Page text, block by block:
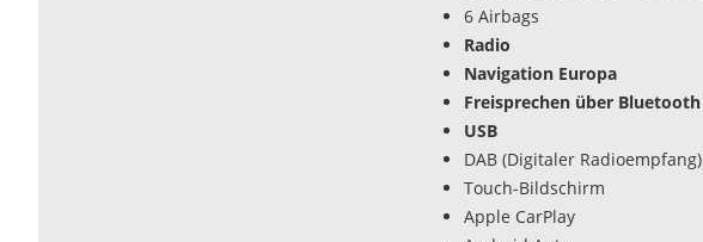
6 Airbags
Radio
Navigation Europa
Freisprechen über Bluetooth
USB
DAB (Digitaler Radioempfang)
Touch-Bildschirm
Apple CarPlay